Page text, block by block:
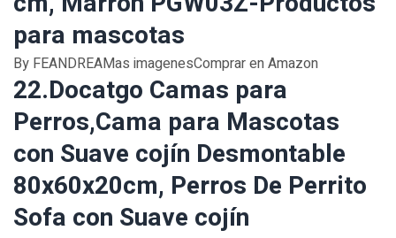
para mascotas
By FEANDREAMas imagenesComprar en Amazon
22.Docatgo Camas para
Perros,Cama para Mascotas
con Suave cojín Desmontable
80x60x20cm, Perros De Perrito
Sofa con Suave cojín